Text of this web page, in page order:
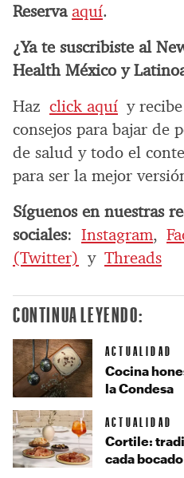
Reserva aquí.
¿Ya te suscribiste al
Health México y
Haz click aquí y
consejos para bajar de
de salud y todo el
para ser la mejor
Síguenos en nuestras
sociales: Instagram,
(Twitter) y Threads
CONTINUA LEYENDO:
ACTUALIDAD
Cocina
la Condesa
ACTUALIDAD
Cortile:
cada bocado